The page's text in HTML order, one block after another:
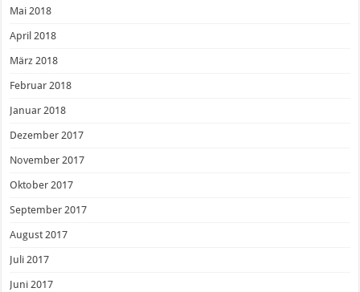
Mai 2018
April 2018
März 2018
Februar 2018
Januar 2018
Dezember 2017
November 2017
Oktober 2017
September 2017
August 2017
Juli 2017
Juni 2017